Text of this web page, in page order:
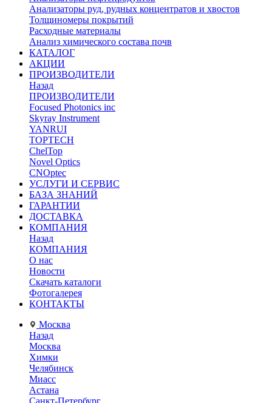
Анализаторы руд, рудных концентратов и хвостов
Толщиномеры покрытий
Расходные материалы
Анализ химического состава почв
КАТАЛОГ
АКЦИИ
ПРОИЗВОДИТЕЛИ
Назад
ПРОИЗВОДИТЕЛИ
Focused Photonics inc
Skyray Instrument
YANRUI
TOPTECH
ChelTop
Novel Optics
CNOptec
УСЛУГИ И СЕРВИС
БАЗА ЗНАНИЙ
ГАРАНТИИ
ДОСТАВКА
КОМПАНИЯ
Назад
КОМПАНИЯ
О нас
Новости
Скачать каталоги
Фотогалерея
КОНТАКТЫ
Москва
Назад
Москва
Химки
Челябинск
Миасс
Астана
Санкт-Петербург